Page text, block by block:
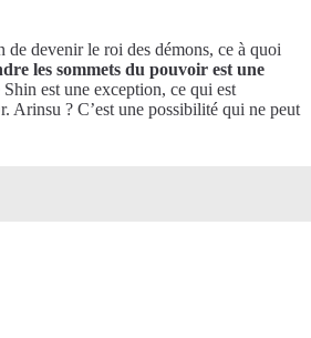
devenir le roi des démons, ce à quoi
les sommets du pouvoir est une
est une exception, ce qui est
Arinsu ? C’est une possibilité qui ne peut